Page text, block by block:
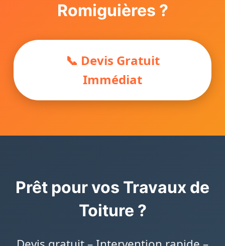
Romiguières ?
📞 Devis Gratuit
Immédiat
Prêt pour vos Travaux de
Toiture ?